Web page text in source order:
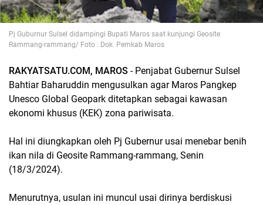
Pj Guburnur Sulsel didampingi Bupati Maros saat kunjungi Geosite
Rammang-rammang/ Foto : Dok. Pemkab Maros
RAKYATSATU.COM, MAROS - Penjabat Gubernur Sulsel
Bahtiar Baharuddin mengusulkan agar Maros Pangkep
Unesco Global Geopark ditetapkan sebagai kawasan
ekonomi khusus (KEK) zona pariwisata.
Hal ini diungkapkan oleh Pj Gubernur usai menebar benih
ikan nila di Geosite Rammang-rammang, Senin
(18/3/2024).
Menurutnya, usulan ini muncul usai dirinya berdiskusi